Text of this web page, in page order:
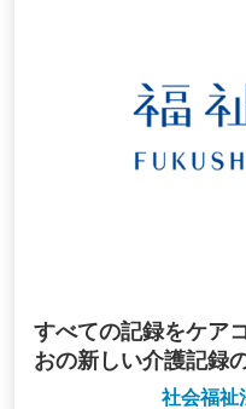
すべての記録をケア
おの新しい介護記録
社会福祉